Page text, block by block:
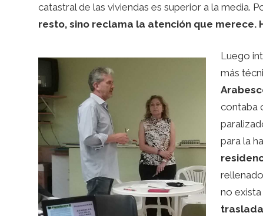
catastral de las viviendas es superior a la media.
resto, sino reclama la atención que merece.
Luego
más
contaba
para la
no exista